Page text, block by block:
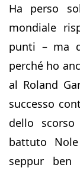
Ha perso
mondiale
punti – ma
perché ho
al Roland
successo
dello
battuto
seppur ben